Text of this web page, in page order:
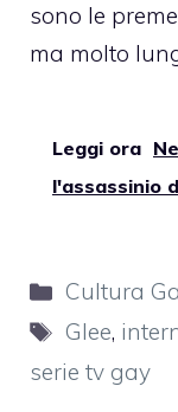
sono le
ma molto
Leggi ora
l'assassinio
Categorie
Cultura
Tag
Glee,
serie tv gay